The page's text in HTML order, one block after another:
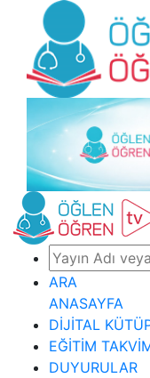
ARA
ANASAYFA
DİJİTAL
EĞİTİM
DUYURULAR